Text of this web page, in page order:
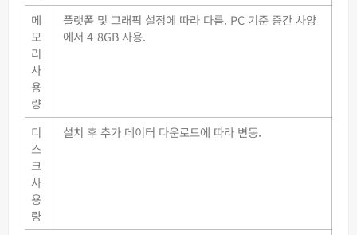
메
모
리
사
용
량
플랫폼 및 그래픽 설정에 따라 다름. PC 기준 중간 사양
에서 4-8GB 사용.
디
스
크
사
용
량
설치 후 추가 데이터 다운로드에 따라 변동.